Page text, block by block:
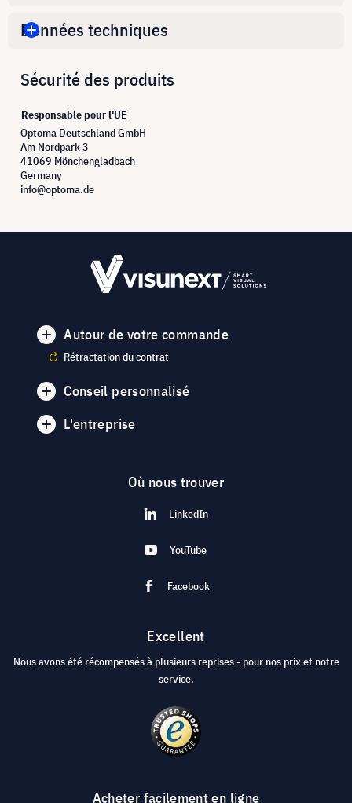
Données techniques
Sécurité des produits
Responsable pour l'UE
Optoma Deutschland GmbH
Am Nordpark 3
41069 Mönchengladbach
Germany
info@optoma.de
Autour de votre commande
Rétractation du contrat
Conseil personnalisé
L'entreprise
Où nous trouver
LinkedIn
YouTube
Facebook
Excellent
Nous avons été récompensés à plusieurs reprises - pour nos prix et notre
service.
Acheter facilement en ligne